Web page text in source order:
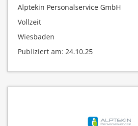
Alptekin Personalservice GmbH
Vollzeit
Wiesbaden
Publiziert am: 24.10.25